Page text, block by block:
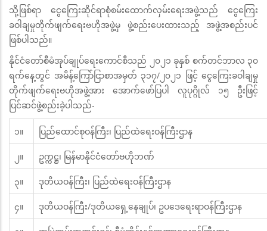
သို့ဖြစ်ရာ ငွေကြေးဆိုင်ရာစုံစမ်းထောက်လှမ်းရေးအဖွဲ့သည် ငွေကြေး
ခဝါချမှုတိုက်ဖျက်ရေးဗဟိုအဖွဲ့မှ ဖွဲ့စည်းပေးထားသည့် အဖွဲ့အစည်းပင်
ဖြစ်ပါသည်။
နိုင်ငံတော်စီမံအုပ်ချုပ်ရေးကောင်စီသည် ၂၀၂၁ ခုနှစ် စက်တင်ဘာလ ၃၀
ရက်နေ့တွင် အမိန့်ကြော်ငြာစာအမှတ် ၃၁၇/၂၀၂၁ ဖြင့် ငွေကြေးခဝါချမှု
တိုက်ဖျက်ရေးဗဟိုအဖွဲ့အား အောက်ဖော်ပြပါ လူပုဂ္ဂိုလ် ၁၅ ဦးဖြင့်
ပြင်ဆင်ဖွဲ့စည်းခဲ့ပါသည်-
၁။ ပြည်ထောင်စုဝန်ကြီး၊ ပြည်ထဲရေးဝန်ကြီးဌာန
၂။ ဥက္ကဋ္ဌ၊ မြန်မာနိုင်ငံတော်ဗဟိုဘဏ်
၃။ ဒုတိယဝန်ကြီး၊ ပြည်ထဲရေးဝန်ကြီးဌာန
၄။ ဒုတိယဝန်ကြီး/ဒုတိယရှေ့နေချုပ်၊ ဥပဒေရေးရာဝန်ကြီးဌာန